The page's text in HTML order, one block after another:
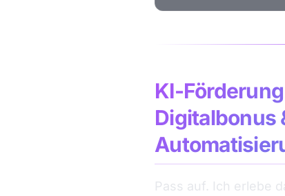
KI-
Digitalbonus
Pass auf. Ich erlebe